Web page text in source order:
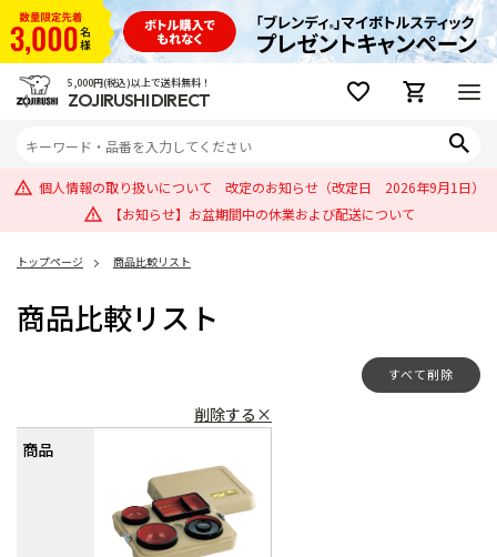
5,000円(税込)以上で送料無料！
ZOJIRUSHI DIRECT
個人情報の取り扱いについて 改定のお知らせ（改定日 2026年9月1日）
【お知らせ】お盆期間中の休業および配送について
トップページ 商品比較リスト
商品比較リスト
すべて削除
商品
削除する×